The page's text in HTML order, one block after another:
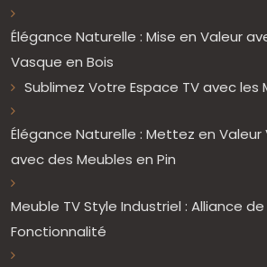
Élégance Naturelle : Mise en Valeur
Vasque en Bois
Sublimez Votre Espace TV avec les
Élégance Naturelle : Mettez en
avec des Meubles en Pin
Meuble TV Style Industriel : Alliance
Fonctionnalité